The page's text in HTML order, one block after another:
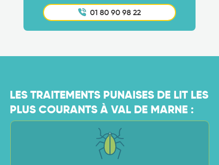
01 80 90 98 22
LES TRAITEMENTS PUNAISES DE LIT LES
PLUS COURANTS À VAL DE MARNE :